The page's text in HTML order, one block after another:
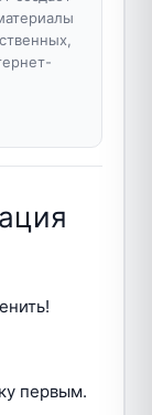
первым.